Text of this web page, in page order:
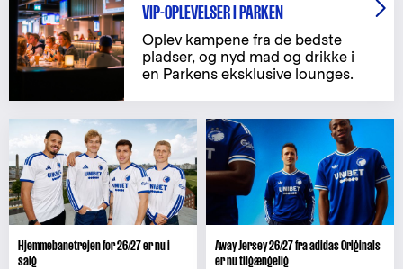
VIP-OPLEVELSER I PARKEN
Oplev kampene fra de bedste
pladser, og nyd mad og drikke i
en Parkens eksklusive lounges.
Hjemmebanetrøjen for 26/27 er nu i
salg
Away Jersey 26/27 fra adidas Originals
er nu tilgængelig